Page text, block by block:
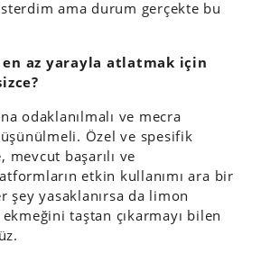
ama durum gerçekte bu
az yarayla atlatmak için
odaklanılmalı ve mecra
Özel ve spesifik
başarılı ve
etkin kullanımı ara bir
şey yasaklanırsa da limon
taştan çıkarmayı bilen